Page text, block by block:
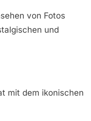
von Fotos
und
mit dem ikonischen